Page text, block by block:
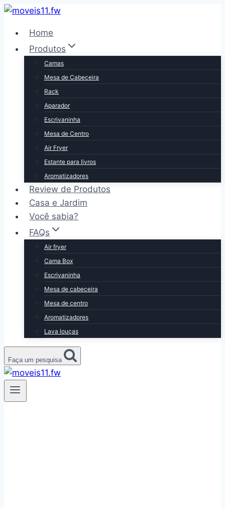
Pular
Conteúdo
Home
Produtos
Camas
Mesa de Cabeceira
Rack
Aparador
Escrivaninha
Mesa de Centro
Air Fryer
Estante para livros
Aromatizadores
Review de Produtos
Casa e Jardim
Você sabia?
FAQs
Air fryer
Cama Box
Escrivaninha
Mesa de cabeceira
Mesa de centro
Aromatizadores
Lava louças
Faça um pesquisa